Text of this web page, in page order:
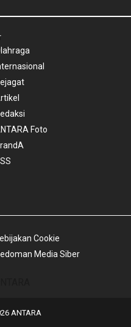
Foto
Cookie
Media Siber
ANTARA